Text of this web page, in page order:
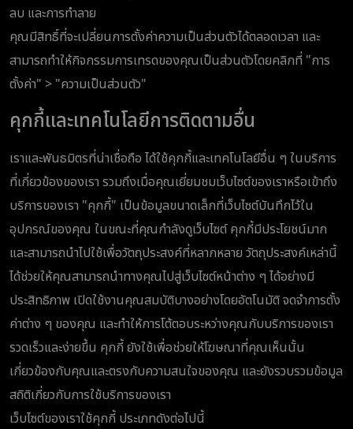
ลบ และการทำลาย
คุณมีสิทธิ์ที่จะเปลี่ยนการตั้งค่าความเป็นส่วนตัวได้ตลอดเวลา และ
สามารถทำให้กิจกรรมการเทรดของคุณเป็นส่วนตัวโดยคลิกที่ "การ
ตั้งค่า" > "ความเป็นส่วนตัว"
คุกกี้และเทคโนโลยีการติดตามอื่น
เราและพันธมิตรที่น่าเชื่อถือ ได้ใช้คุกกี้และเทคโนโลยีอื่น ๆ ในบริการ
ที่เกี่ยวข้องของเรา รวมถึงเมื่อคุณเยี่ยมชมเว็บไซต์ของเราหรือเข้าถึง
บริการของเรา "คุกกี้" เป็นข้อมูลขนาดเล็กที่เว็บไซต์บันทึกไว้ใน
อุปกรณ์ของคุณ ในขณะที่คุณกำลังดูเว็บไซต์ คุกกี้มีประโยชน์มาก
และสามารถนำไปใช้เพื่อวัตถุประสงค์ที่หลากหลาย วัตถุประสงค์เหล่านี้
ได้ช่วยให้คุณสามารถนำทางคุณไปสู่เว็บไซต์หน้าต่าง ๆ ได้อย่างมี
ประสิทธิภาพ เปิดใช้งานคุณสมบัติบางอย่างโดยอัตโนมัติ จดจำการตั้ง
ค่าต่าง ๆ ของคุณ และทำให้การโต้ตอบระหว่างคุณกับบริการของเรา
รวดเร็วและง่ายขึ้น คุกกี้ ยังใช้เพื่อช่วยให้โฆษณาที่คุณเห็นนั้น
เกี่ยวข้องกับคุณและตรงกับความสนใจของคุณ และยังรวบรวมข้อมูล
สถิติเกี่ยวกับการใช้บริการของเรา
เว็บไซต์ของเราใช้คุกกี้ ประเภทดังต่อไปนี้